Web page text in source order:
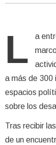
L
a
a más de 300
espacios
sobre los
Tras recibir
de un